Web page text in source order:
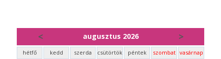
< augusztus 2026 >
hétfő kedd szerda csütörtök péntek szombat vasárnap